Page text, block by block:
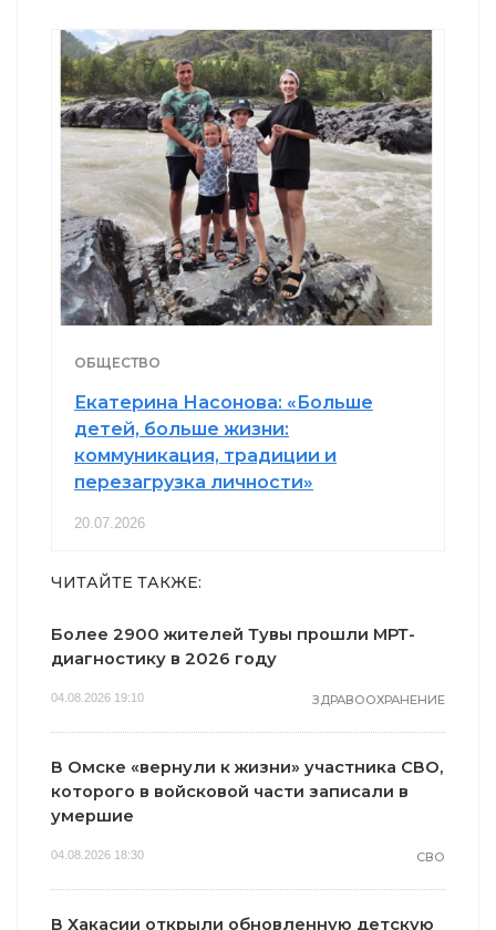
ОБЩЕСТВО
Екатерина Насонова: «Больше
детей, больше жизни:
коммуникация, традиции и
перезагрузка личности»
20.07.2026
ЧИТАЙТЕ ТАКЖЕ:
Более 2900 жителей Тувы прошли МРТ-
диагностику в 2026 году
04.08.2026 19:10 ЗДРАВООХРАНЕНИЕ
В Омске «вернули к жизни» участника СВО,
которого в войсковой части записали в
умершие
04.08.2026 18:30 СВО
В Хакасии открыли обновленную детскую